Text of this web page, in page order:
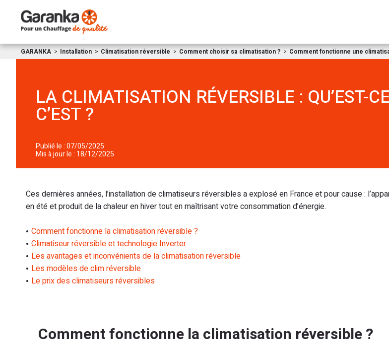
GARANKA Installation Climatisation réversible Comment choisir sa climatisation ? Comment fonctionne une
LA CLIMATISATION RÉVERSIBLE : QU’EST-
C’EST ?
Publié le : 07/05/2025
Mis à jour le : 18/12/2025
Ces dernières années, l’installation de climatiseurs réversibles a explosé en France et pour cause :
en été et produit de la chaleur en hiver tout en maîtrisant votre consommation d’énergie.
Comment fonctionne la climatisation réversible ?
Climatiseur réversible et technologie Inverter
Les avantages et inconvénients de la climatisation réversible
Les modèles de clim réversible
Le prix des climatiseurs réversibles
Comment fonctionne la climatisation réversible ?